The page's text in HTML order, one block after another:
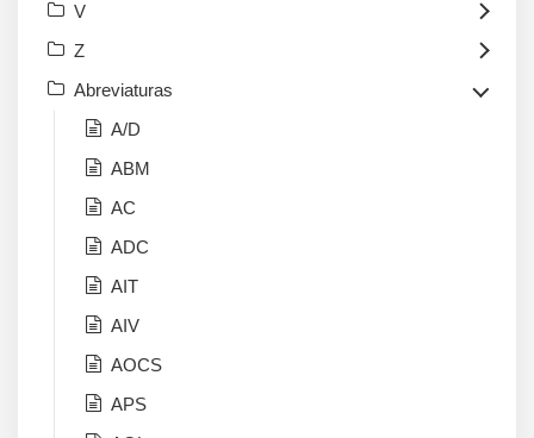
V
Z
Abreviaturas
A/D
ABM
AC
ADC
AIT
AIV
AOCS
APS